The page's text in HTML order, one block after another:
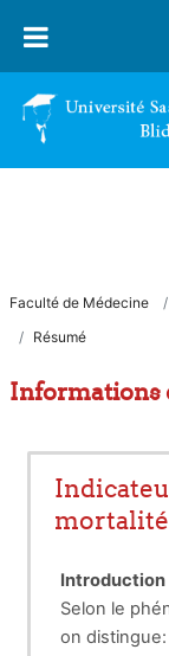
Faculté de Médecine
Résumé
Informations
mortalité
Introduction
Selon le
on distingue: